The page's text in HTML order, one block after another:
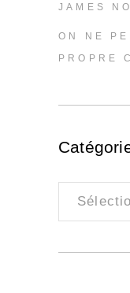
JAMES
ON NE
PROPRE